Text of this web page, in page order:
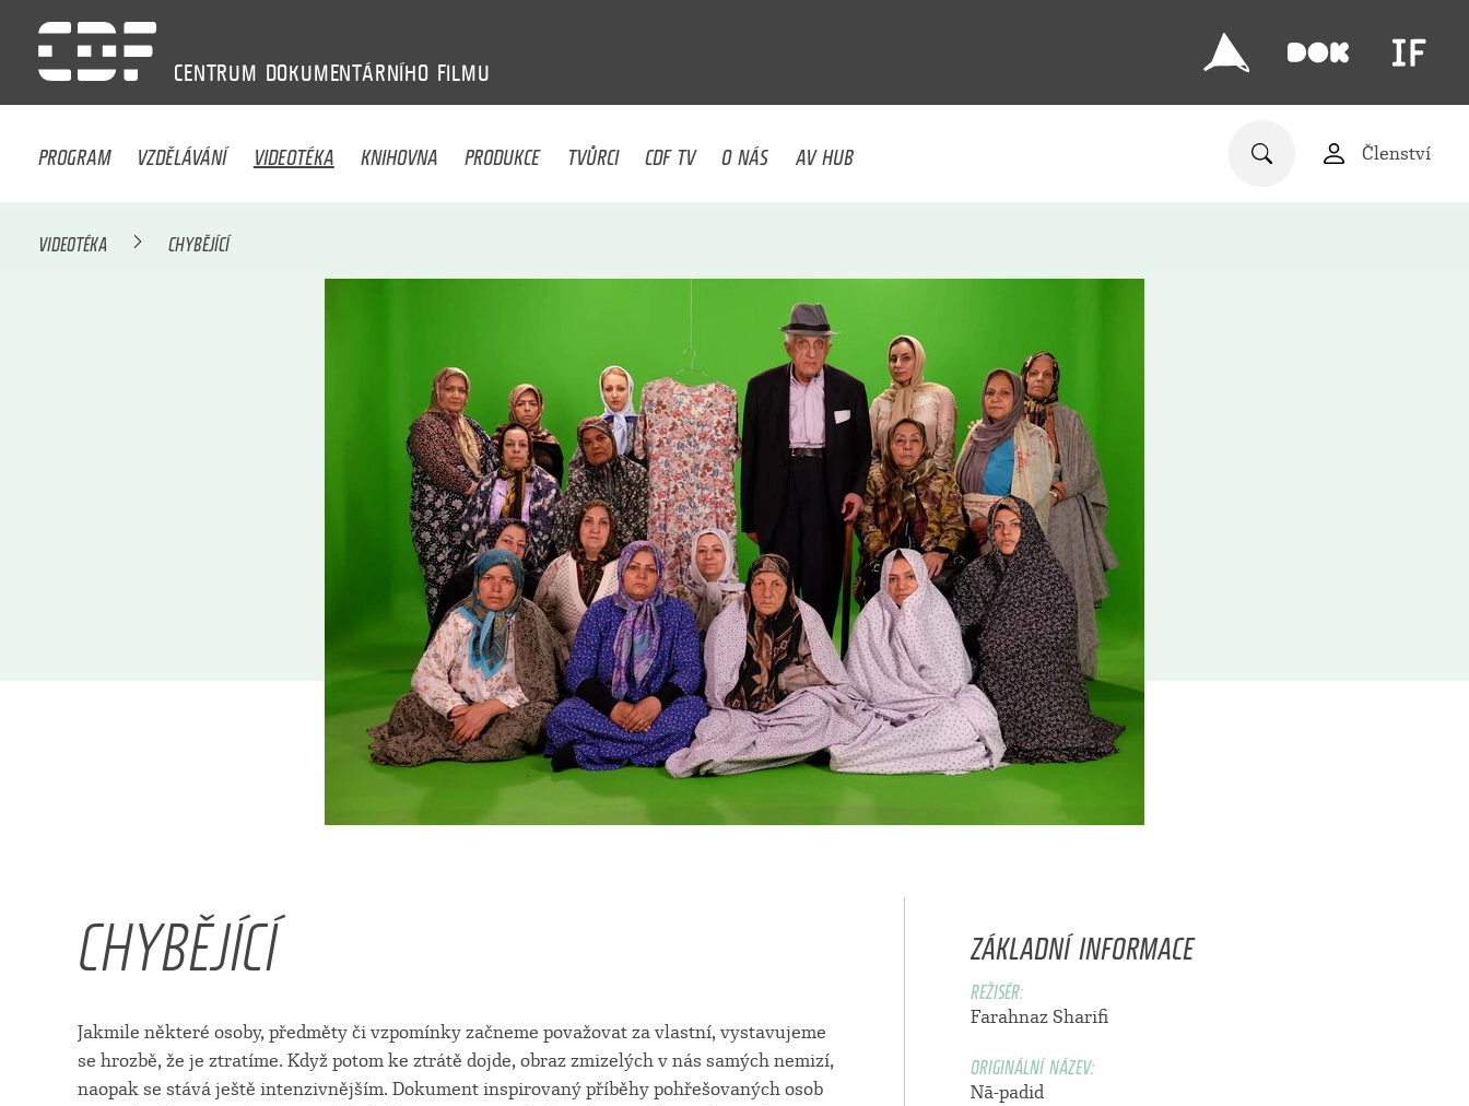
CENTRUM DOKUMENTÁRNÍHO FILMU
PROGRAM VZDĚLÁVÁNÍ VIDEOTÉKA KNIHOVNA PRODUKCE TVŮRCI CDF TV O NÁS AV HUB Členství
VIDEOTÉKA CHYBĚJÍCÍ
CHYBĚJÍCÍ
Jakmile některé osoby, předměty či vzpomínky začneme považovat za vlastní, vystavujeme
se hrozbě, že je ztratíme. Když potom ke ztrátě dojde, obraz zmizelých v nás samých nemizí,
naopak se stává ještě intenzivnějším. Dokument inspirovaný příběhy pohřešovaných osob
ZÁKLADNÍ INFORMACE
REŽISÉR:
Farahnaz Sharifi
ORIGINÁLNÍ NÁZEV:
Nā-padid